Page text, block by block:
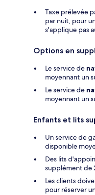
Taxe prélevée
par nuit, pour
s'applique pas
Options en
Le service de
moyennant un
Le service de
moyennant un
Enfants et lits
Un service de
disponible
Des lits
supplément de
Les clients
pour réserver